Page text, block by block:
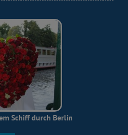
Schiff durch Berlin